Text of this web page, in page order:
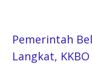
Pemerintah
Langkat,